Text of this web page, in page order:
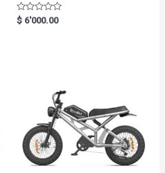
R
a
$ 6'000.00